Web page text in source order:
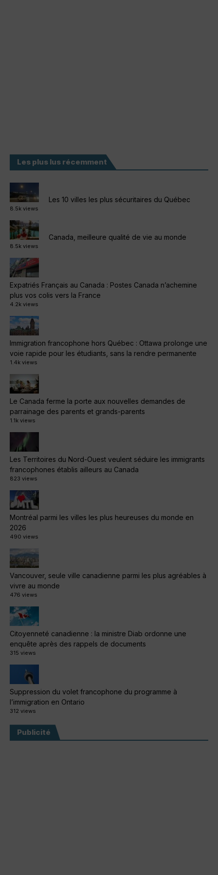
Les plus lus récemment
Les 10 villes les plus sécuritaires du Québec
8.5k views
Canada, meilleure qualité de vie au monde
8.5k views
Expatriés Français au Canada : Postes Canada n’achemine
plus vos colis vers la France
4.2k views
Immigration francophone hors Québec : Ottawa prolonge une
voie rapide pour les étudiants, sans la rendre permanente
1.4k views
Le Canada ferme la porte aux nouvelles demandes de
parrainage des parents et grands-parents
1.1k views
Les Territoires du Nord-Ouest veulent séduire les immigrants
francophones établis ailleurs au Canada
823 views
Montréal parmi les villes les plus heureuses du monde en
2026
490 views
Vancouver, seule ville canadienne parmi les plus agréables à
vivre au monde
476 views
Citoyenneté canadienne : la ministre Diab ordonne une
enquête après des rappels de documents
315 views
Suppression du volet francophone du programme à
l’immigration en Ontario
312 views
Publicité